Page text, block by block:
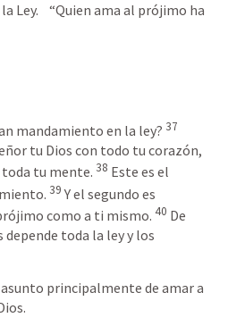
Ley.    “Quien ama al prójimo ha
mandamiento en la ley? 37
tu Dios con todo tu corazón,
tu mente. 38 Este es el
39 Y el segundo es
como a ti mismo. 40 De
toda la ley y los
principalmente de amar a